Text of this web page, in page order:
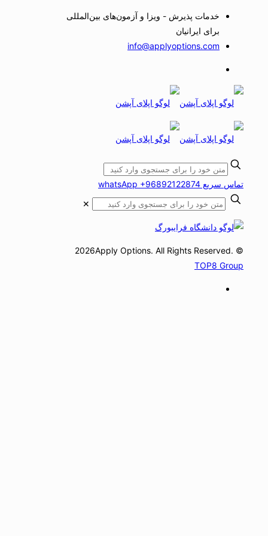
خدمات پذیرش - ویزا و آزمون‌های بین‌المللی
برای ایرانیان
info@applyoptions.com
تماس سریع whatsApp +96892122874
✕
© 2026Apply Options. All Rights Reserved.
TOP8 Group